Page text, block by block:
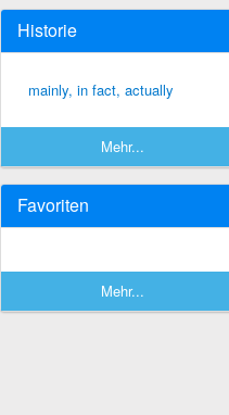
Historie
mainly, in fact, actually
Mehr...
Favoriten
Mehr...